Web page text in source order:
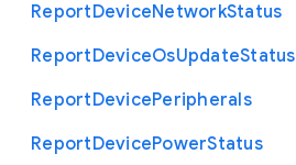
ReportDeviceNetworkStatus
ReportDeviceOsUpdateStatus
ReportDevicePeripherals
ReportDevicePowerStatus